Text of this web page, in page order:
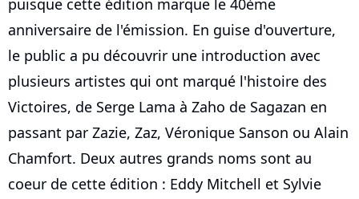
puisque cette édition marque le 40ème
anniversaire de l'émission. En guise d'ouverture,
le public a pu découvrir une introduction avec
plusieurs artistes qui ont marqué l'histoire des
Victoires, de Serge Lama à Zaho de Sagazan en
passant par Zazie, Zaz, Véronique Sanson ou Alain
Chamfort. Deux autres grands noms sont au
coeur de cette édition : Eddy Mitchell et Sylvie